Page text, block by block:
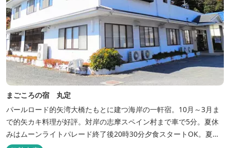
まごころの宿 丸定
パールロード的矢湾大橋たもとに建つ海岸の一軒宿。10月～3月ま
で的矢カキ料理が好評。対岸の志摩スペイン村まで車で5分。夏休
みはムーンライトパレード終了後20時30分夕食スタートOK。夏ガ